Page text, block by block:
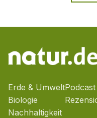
Erde & Umwelt
Biologie
Nachhaltigkeit
Podcast